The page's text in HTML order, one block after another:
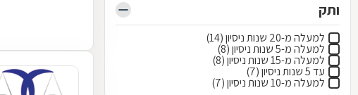
ותק
למעלה מ-20 שנות ניסיון (14)
למעלה מ-5 שנות ניסיון (8)
למעלה מ-15 שנות ניסיון (8)
עד 5 שנות ניסיון (7)
למעלה מ-10 שנות ניסיון (7)